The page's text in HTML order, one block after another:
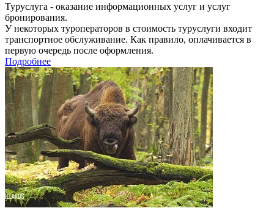
Туруслуга - оказание информационных услуг и услуг
бронирования.
У некоторых туроператоров в стоимость туруслуги входит
транспортное обслуживание. Как правило, оплачивается в
первую очередь после оформления.
Подробнее